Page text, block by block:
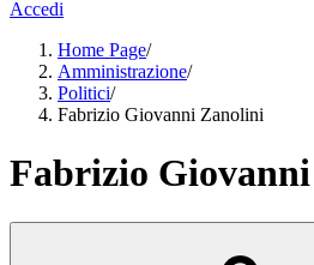
Accedi
Home Page/
Amministrazione/
Politici/
Fabrizio Giovanni Zanolini
Fabrizio